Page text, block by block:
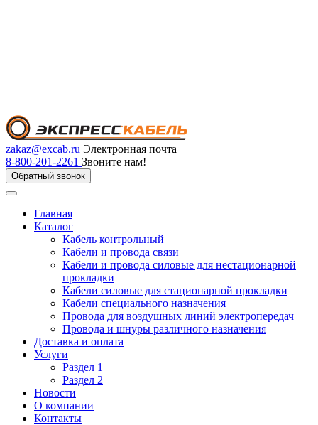
zakaz@excab.ru Электронная почта
8-800-201-2261 Звоните нам!
Обратный звонок
Главная
Каталог
Кабель контрольный
Кабели и провода связи
Кабели и провода силовые для нестационарной
прокладки
Кабели силовые для стационарной прокладки
Кабели специального назначения
Провода для воздушных линий электропередач
Провода и шнуры различного назначения
Доставка и оплата
Услуги
Раздел 1
Раздел 2
Новости
О компании
Контакты